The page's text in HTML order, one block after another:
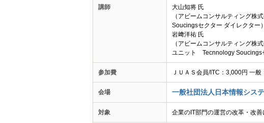
講師
大山知将 氏
（アビームコンサルティング
Soucingsセクター ダイレクター）
岩﨑洋祐 氏
（アビームコンサルティング
ユニット Tecnnology Soucings
参加費 ＪＵＡＳ会員/ITC：3,000円 一
会場 一般社団法人日本情報シス
対象 企業のIT部門の運営の改革・改